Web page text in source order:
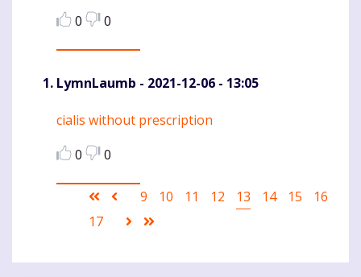
0
0
LymnLaumb - 2021-12-06 - 13:05
Komentaras
cialis without prescription
0
0
Pagination
First
page
Ankstesnis
puslapis
Puslapis
9 Puslapis
10 Puslapis
11 Puslapis
12
Current
13 Puslapis
14 Puslapis
15
16
Puslapis
17
Sekantis